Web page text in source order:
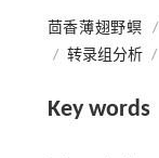
茴香薄翅野螟 /
/ 转录组分析 /
Key words